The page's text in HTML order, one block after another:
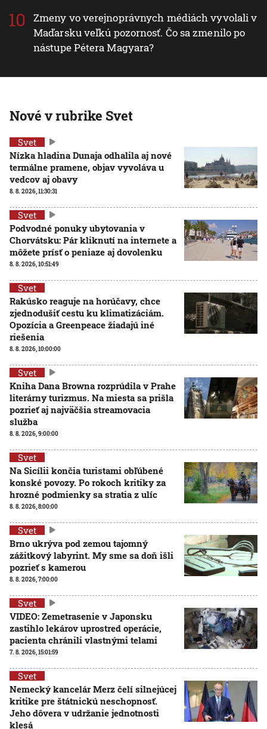
Zmeny vo verejnoprávnych médiách vyvolali v
Maďarsku veľkú pozornosť. Čo sa zmenilo po
nástupe Pétera Magyara?
Nové v rubrike Svet
Svet
Nízka hladina Dunaja odhalila aj nové
termálne pramene, objav vyvoláva u
vedcov aj obavy
8. 8. 2026, 11:30:31
Svet
Podvodné ponuky ubytovania v
Chorvátsku: Pár kliknutí na internete a
môžete prísť o peniaze aj dovolenku
8. 8. 2026, 10:51:49
Svet
Rakúsko reaguje na horúčavy, chce
zjednodušiť cestu ku klimatizáciám.
Opozícia a Greenpeace žiadajú iné
riešenia
8. 8. 2026, 10:00:00
Svet
Kniha Dana Browna rozprúdila v Prahe
literárny turizmus. Na miesta sa prišla
pozrieť aj najväčšia streamovacia
služba
8. 8. 2026, 9:00:00
Svet
Na Sicílii končia turistami obľúbené
konské povozy. Po rokoch kritiky za
hrozné podmienky sa stratia z ulíc
8. 8. 2026, 8:00:00
Svet
Brno ukrýva pod zemou tajomný
zážitkový labyrint. My sme sa doň išli
pozrieť s kamerou
8. 8. 2026, 7:00:00
Svet
VIDEO: Zemetrasenie v Japonsku
zastihlo lekárov uprostred operácie,
pacienta chránili vlastnými telami
7. 8. 2026, 15:01:59
Svet
Nemecký kancelár Merz čelí silnejúcej
kritike pre štátnickú neschopnosť.
Jeho dôvera v udržanie jednotnosti
klesá